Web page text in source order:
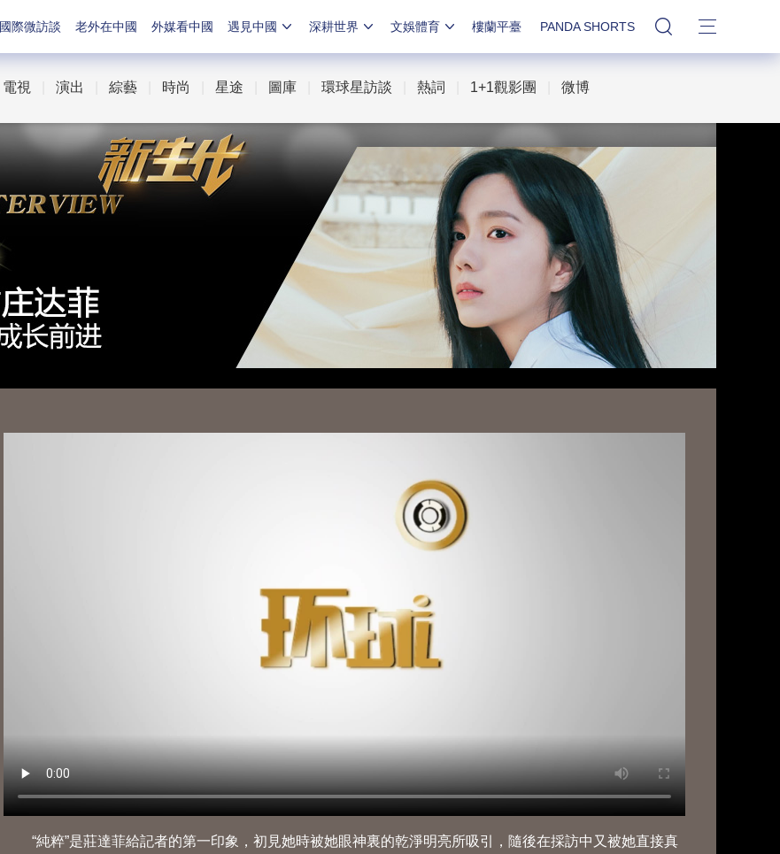
國際微訪談 老外在中國 外媒看中國 遇見中國 深耕世界 文娛體育 樓蘭平臺 PANDA SHORTS 站內搜索
電視 演出 綜藝 時尚 星途 圖庫 環球星訪談 熱詞 1+1觀影團 微博
“純粹”是莊達菲給記者的第一印象，初見她時被她眼神裏的乾淨明亮所吸引，隨後在採訪中又被她直接真